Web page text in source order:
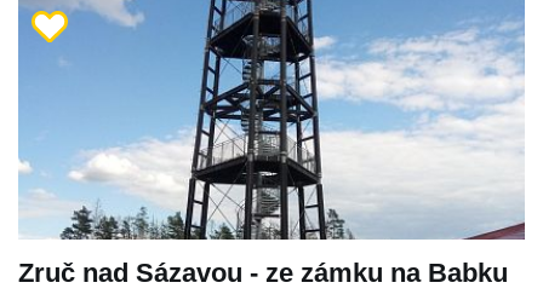
Zruč nad Sázavou - ze zámku na Babku